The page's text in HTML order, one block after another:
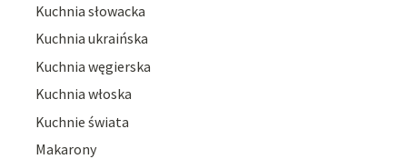
Kuchnia słowacka
Kuchnia ukraińska
Kuchnia węgierska
Kuchnia włoska
Kuchnie świata
Makarony